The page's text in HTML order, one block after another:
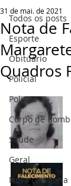
Todos os posts
Esporte
Obituário
Policial
Politica
Corpo de
Saúde
Geral
Nova categoria
Nota de
Quadros
31 de mai. de 2021